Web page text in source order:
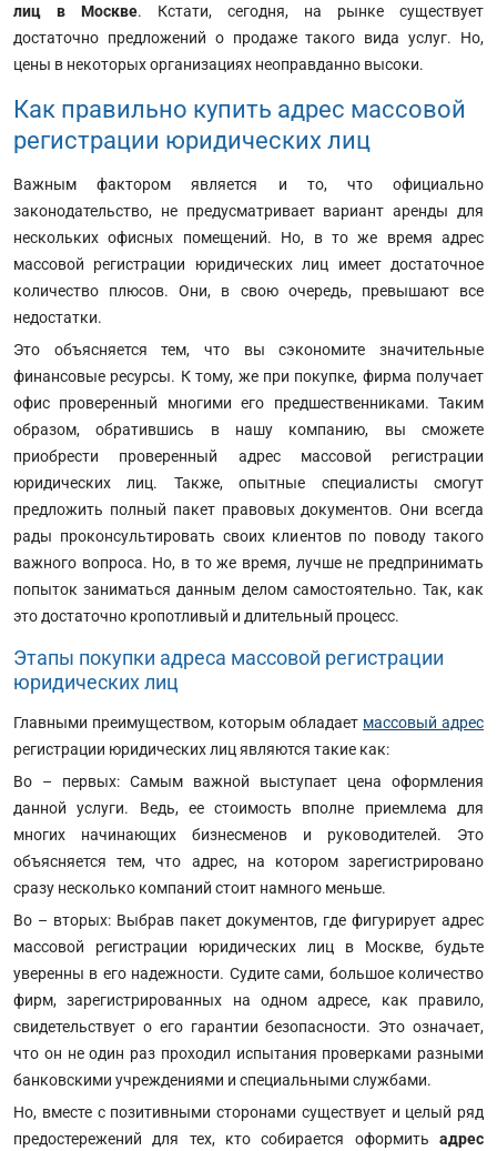
лиц в Москве. Кстати, сегодня, на рынке существует
достаточно предложений о продаже такого вида услуг. Но,
цены в некоторых организациях неоправданно высоки.
Как правильно купить адрес массовой
регистрации юридических лиц
Важным фактором является и то, что официально
законодательство, не предусматривает вариант аренды для
нескольких офисных помещений. Но, в то же время адрес
массовой регистрации юридических лиц имеет достаточное
количество плюсов. Они, в свою очередь, превышают все
недостатки.
Это объясняется тем, что вы сэкономите значительные
финансовые ресурсы. К тому, же при покупке, фирма получает
офис проверенный многими его предшественниками. Таким
образом, обратившись в нашу компанию, вы сможете
приобрести проверенный адрес массовой регистрации
юридических лиц. Также, опытные специалисты смогут
предложить полный пакет правовых документов. Они всегда
рады проконсультировать своих клиентов по поводу такого
важного вопроса. Но, в то же время, лучше не предпринимать
попыток заниматься данным делом самостоятельно. Так, как
это достаточно кропотливый и длительный процесс.
Этапы покупки адреса массовой регистрации
юридических лиц
Главными преимуществом, которым обладает массовый адрес
регистрации юридических лиц являются такие как:
Во – первых: Самым важной выступает цена оформления
данной услуги. Ведь, ее стоимость вполне приемлема для
многих начинающих бизнесменов и руководителей. Это
объясняется тем, что адрес, на котором зарегистрировано
сразу несколько компаний стоит намного меньше.
Во – вторых: Выбрав пакет документов, где фигурирует адрес
массовой регистрации юридических лиц в Москве, будьте
уверенны в его надежности. Судите сами, большое количество
фирм, зарегистрированных на одном адресе, как правило,
свидетельствует о его гарантии безопасности. Это означает,
что он не один раз проходил испытания проверками разными
банковскими учреждениями и специальными службами.
Но, вместе с позитивными сторонами существует и целый ряд
предостережений для тех, кто собирается оформить адрес